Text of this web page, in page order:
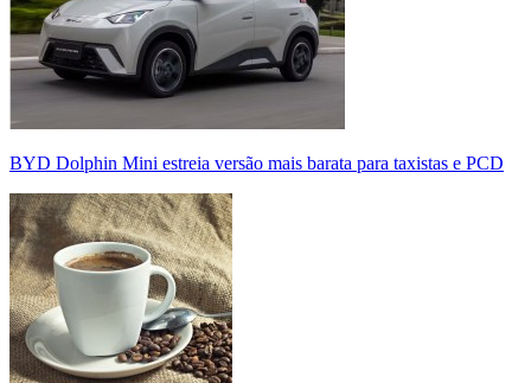
BYD Dolphin Mini estreia versão mais barata para taxistas e PCD